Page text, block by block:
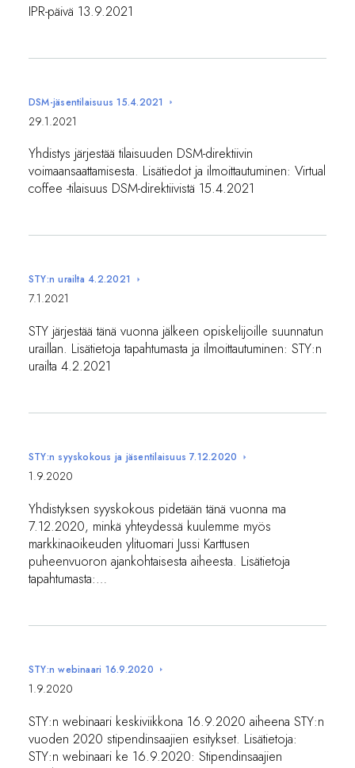
IPR-päivä 13.9.2021
DSM-jäsentilaisuus 15.4.2021
29.1.2021
Yhdistys järjestää tilaisuuden DSM-direktiivin
voimaansaattamisesta. Lisätiedot ja ilmoittautuminen: Virtual
coffee -tilaisuus DSM-direktiivistä 15.4.2021
STY:n urailta 4.2.2021
7.1.2021
STY järjestää tänä vuonna jälkeen opiskelijoille suunnatun
uraillan. Lisätietoja tapahtumasta ja ilmoittautuminen: STY:n
urailta 4.2.2021
STY:n syyskokous ja jäsentilaisuus 7.12.2020
1.9.2020
Yhdistyksen syyskokous pidetään tänä vuonna ma
7.12.2020, minkä yhteydessä kuulemme myös
markkinaoikeuden ylituomari Jussi Karttusen
puheenvuoron ajankohtaisesta aiheesta. Lisätietoja
tapahtumasta:…
STY:n webinaari 16.9.2020
1.9.2020
STY:n webinaari keskiviikkona 16.9.2020 aiheena STY:n
vuoden 2020 stipendinsaajien esitykset. Lisätietoja:
STY:n webinaari ke 16.9.2020: Stipendinsaajien